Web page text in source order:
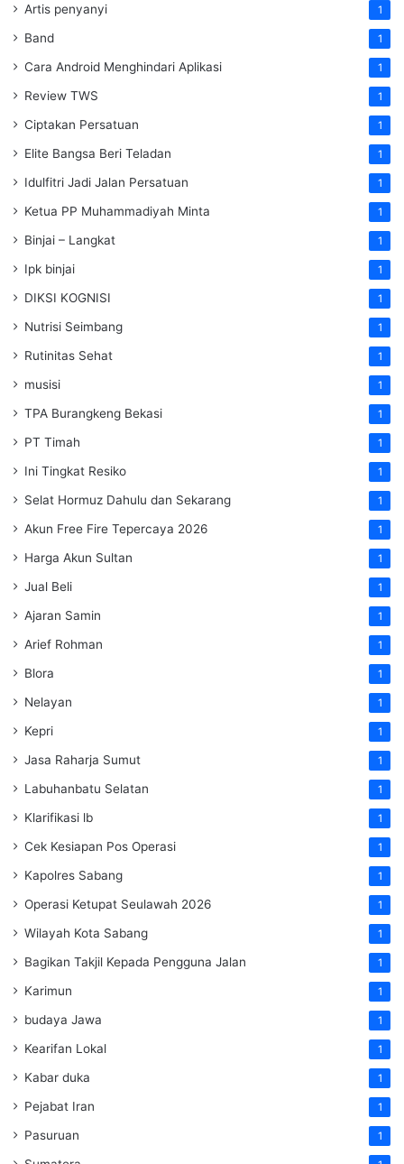
Artis penyanyi 1
Band 1
Cara Android Menghindari Aplikasi 1
Review TWS 1
Ciptakan Persatuan 1
Elite Bangsa Beri Teladan 1
Idulfitri Jadi Jalan Persatuan 1
Ketua PP Muhammadiyah Minta 1
Binjai – Langkat 1
Ipk binjai 1
DIKSI KOGNISI 1
Nutrisi Seimbang 1
Rutinitas Sehat 1
musisi 1
TPA Burangkeng Bekasi 1
PT Timah 1
Ini Tingkat Resiko 1
Selat Hormuz Dahulu dan Sekarang 1
Akun Free Fire Tepercaya 2026 1
Harga Akun Sultan 1
Jual Beli 1
Ajaran Samin 1
Arief Rohman 1
Blora 1
Nelayan 1
Kepri 1
Jasa Raharja Sumut 1
Labuhanbatu Selatan 1
Klarifikasi lb 1
Cek Kesiapan Pos Operasi 1
Kapolres Sabang 1
Operasi Ketupat Seulawah 2026 1
Wilayah Kota Sabang 1
Bagikan Takjil Kepada Pengguna Jalan 1
Karimun 1
budaya Jawa 1
Kearifan Lokal 1
Kabar duka 1
Pejabat Iran 1
Pasuruan 1